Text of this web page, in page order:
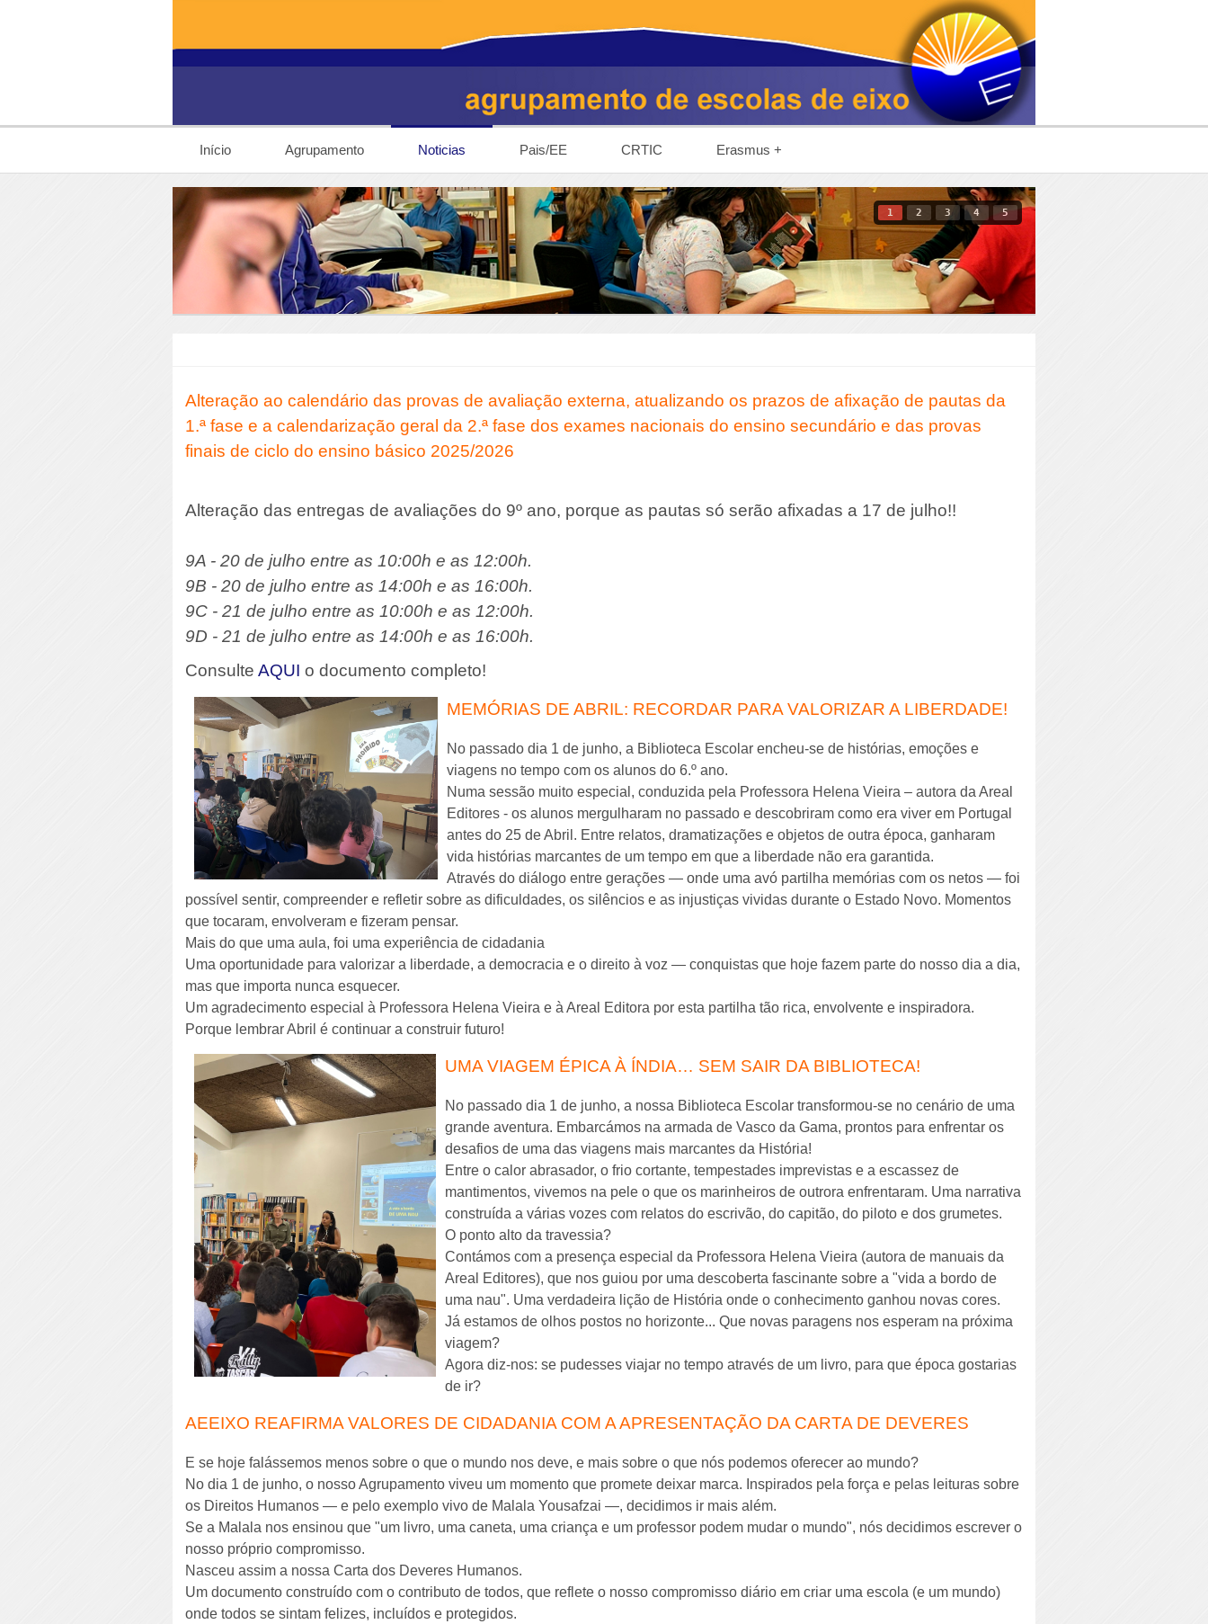
Início Agrupamento Noticias Pais/EE CRTIC Erasmus +
1 2 3 4 5
Alteração ao calendário das provas de avaliação externa, atualizando os prazos de afixação de pautas da
1.ª fase e a calendarização geral da 2.ª fase dos exames nacionais do ensino secundário e das provas
finais de ciclo do ensino básico 2025/2026
Alteração das entregas de avaliações do 9º ano, porque as pautas só serão afixadas a 17 de julho!!
9A - 20 de julho entre as 10:00h e as 12:00h.
9B - 20 de julho entre as 14:00h e as 16:00h.
9C - 21 de julho entre as 10:00h e as 12:00h.
9D - 21 de julho entre as 14:00h e as 16:00h.
ConsulteAQUI o documento completo!
MEMÓRIAS DE ABRIL: RECORDAR PARA VALORIZAR A LIBERDADE!
No passado dia 1 de junho, a Biblioteca Escolar encheu-se de histórias, emoções e
viagens no tempo com os alunos do 6.º ano.
Numa sessão muito especial, conduzida pela Professora Helena Vieira – autora da Areal
Editores - os alunos mergulharam no passado e descobriram como era viver em Portugal
antes do 25 de Abril. Entre relatos, dramatizações e objetos de outra época, ganharam
vida histórias marcantes de um tempo em que a liberdade não era garantida.
Através do diálogo entre gerações — onde uma avó partilha memórias com os netos — foi
possível sentir, compreender e refletir sobre as dificuldades, os silêncios e as injustiças vividas durante o Estado Novo. Momentos
que tocaram, envolveram e fizeram pensar.
Mais do que uma aula, foi uma experiência de cidadania
Uma oportunidade para valorizar a liberdade, a democracia e o direito à voz — conquistas que hoje fazem parte do nosso dia a dia,
mas que importa nunca esquecer.
Um agradecimento especial à Professora Helena Vieira e à Areal Editora por esta partilha tão rica, envolvente e inspiradora.
Porque lembrar Abril é continuar a construir futuro!
UMA VIAGEM ÉPICA À ÍNDIA… SEM SAIR DA BIBLIOTECA!
No passado dia 1 de junho, a nossa Biblioteca Escolar transformou-se no cenário de uma
grande aventura. Embarcámos na armada de Vasco da Gama, prontos para enfrentar os
desafios de uma das viagens mais marcantes da História!
Entre o calor abrasador, o frio cortante, tempestades imprevistas e a escassez de
mantimentos, vivemos na pele o que os marinheiros de outrora enfrentaram. Uma narrativa
construída a várias vozes com relatos do escrivão, do capitão, do piloto e dos grumetes.
O ponto alto da travessia?
Contámos com a presença especial da Professora Helena Vieira (autora de manuais da
Areal Editores), que nos guiou por uma descoberta fascinante sobre a "vida a bordo de
uma nau". Uma verdadeira lição de História onde o conhecimento ganhou novas cores.
Já estamos de olhos postos no horizonte... Que novas paragens nos esperam na próxima
viagem?
Agora diz-nos: se pudesses viajar no tempo através de um livro, para que época gostarias
de ir?
AEEIXO REAFIRMA VALORES DE CIDADANIA COM A APRESENTAÇÃO DA CARTA DE DEVERES
E se hoje falássemos menos sobre o que o mundo nos deve, e mais sobre o que nós podemos oferecer ao mundo?
No dia 1 de junho, o nosso Agrupamento viveu um momento que promete deixar marca. Inspirados pela força e pelas leituras sobre
os Direitos Humanos — e pelo exemplo vivo de Malala Yousafzai —, decidimos ir mais além.
Se a Malala nos ensinou que "um livro, uma caneta, uma criança e um professor podem mudar o mundo", nós decidimos escrever o
nosso próprio compromisso.
Nasceu assim a nossa Carta dos Deveres Humanos.
Um documento construído com o contributo de todos, que reflete o nosso compromisso diário em criar uma escola (e um mundo)
onde todos se sintam felizes, incluídos e protegidos.